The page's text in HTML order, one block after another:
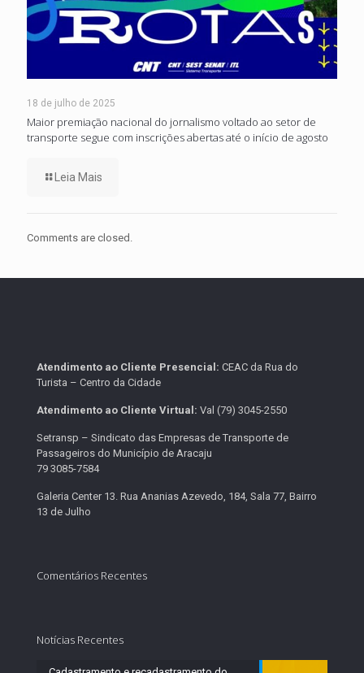
18 de julho de 2025
Maior premiação nacional do jornalismo voltado ao setor de
transporte segue com inscrições abertas até o início de agosto
Leia Mais
Comments are closed.
Atendimento ao Cliente Presencial: CEAC da Rua do
Turista – Centro da Cidade
Atendimento ao Cliente Virtual: Val (79) 3045-2550
Setransp – Sindicato das Empresas de Transporte de
Passageiros do Município de Aracaju
79 3085-7584
Galeria Center 13. Rua Ananias Azevedo, 184, Sala 77, Bairro
13 de Julho
Comentários Recentes
Notícias Recentes